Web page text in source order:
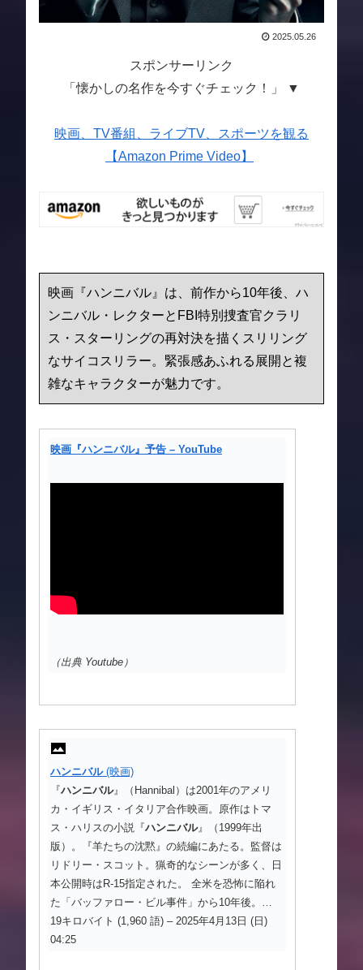
2025.05.26
スポンサーリンク
「懐かしの名作を今すぐチェック！」 ▼
映画、TV番組、ライブTV、スポーツを観る
【Amazon Prime Video】
映画『ハンニバル』は、前作から10年後、ハ
ンニバル・レクターとFBI特別捜査官クラリ
ス・スターリングの再対決を描くスリリング
なサイコスリラー。緊張感あふれる展開と複
雑なキャラクターが魅力です。
映画『ハンニバル』予告 – YouTube
（出典 Youtube）
ハンニバル(映画)
『ハンニバル』（Hannibal）は2001年のアメリ
カ・イギリス・イタリア合作映画。原作はトマ
ス・ハリスの小説『ハンニバル』（1999年出
版）。『羊たちの沈黙』の続編にあたる。監督は
リドリー・スコット。猟奇的なシーンが多く、日
本公開時はR-15指定された。 全米を恐怖に陥れ
た「バッファロー・ビル事件」から10年後。…
19キロバイト (1,960 語) – 2025年4月13日 (日)
04:25